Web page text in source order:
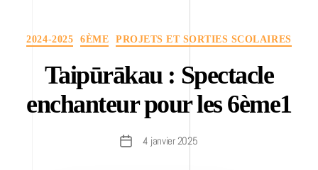
Catégories
2024-2025 6ÈME PROJETS ET SORTIES SCOLAIRES
Taipūrākau : Spectacle
enchanteur pour les 6ème1
Date4 janvier 2025